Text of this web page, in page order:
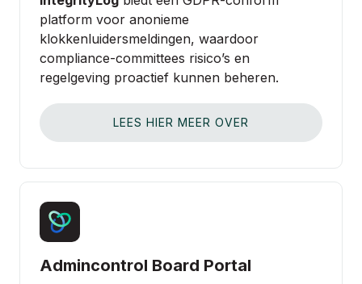
platform voor anonieme
klokkenluidersmeldingen, waardoor
compliance‑committees risico’s en
regelgeving proactief kunnen beheren.
LEES HIER MEER OVER
Admincontrol Board Portal